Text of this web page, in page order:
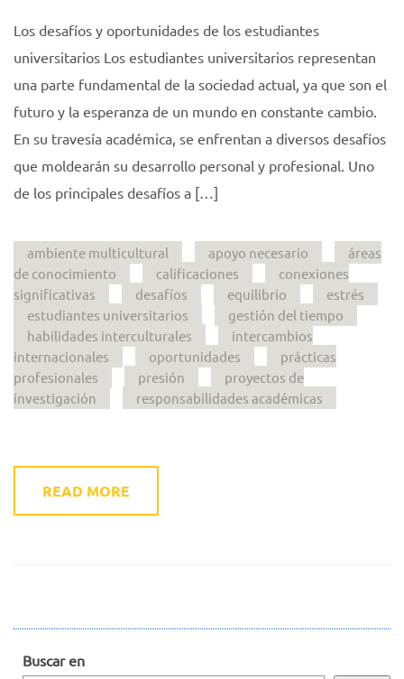
Los desafíos y oportunidades de los estudiantes
universitarios Los estudiantes universitarios representan
una parte fundamental de la sociedad actual, ya que son el
futuro y la esperanza de un mundo en constante cambio.
En su travesía académica, se enfrentan a diversos desafíos
que moldearán su desarrollo personal y profesional. Uno
de los principales desafíos a […]
ambiente multicultural apoyo necesario
áreas
de conocimiento
calificaciones
conexiones
significativas
desafíos equilibrio
estrés
estudiantes universitarios
gestión del tiempo
habilidades interculturales
intercambios
internacionales
oportunidades
prácticas
profesionales
presión
proyectos de
investigación
responsabilidades académicas
READ MORE
Buscar en